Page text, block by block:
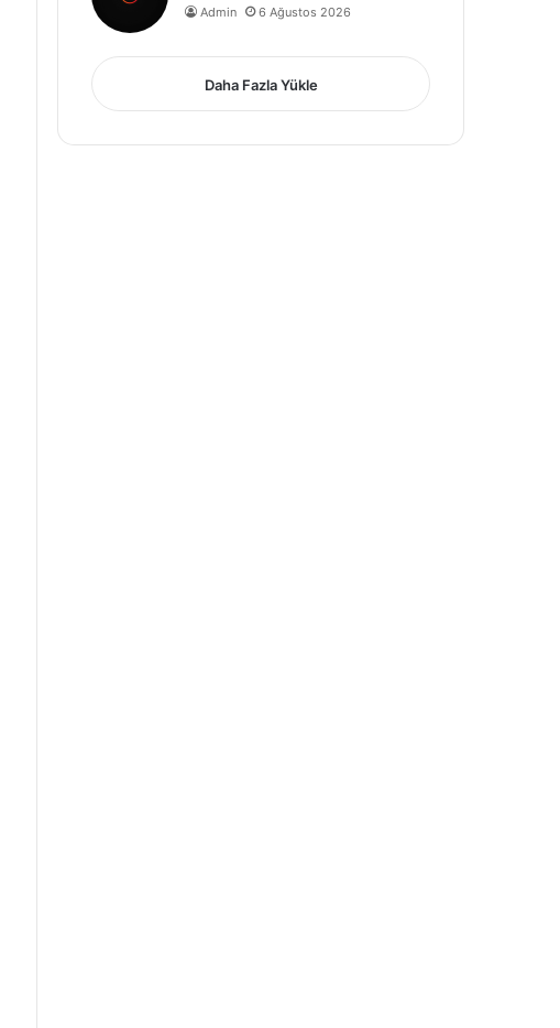
Admin 6 Ağustos 2026
Daha Fazla Yükle